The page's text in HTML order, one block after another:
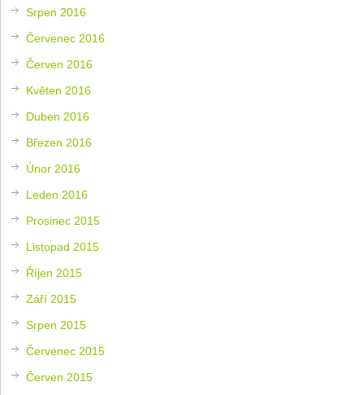
Srpen 2016
Červenec 2016
Červen 2016
Květen 2016
Duben 2016
Březen 2016
Únor 2016
Leden 2016
Prosinec 2015
Listopad 2015
Říjen 2015
Září 2015
Srpen 2015
Červenec 2015
Červen 2015